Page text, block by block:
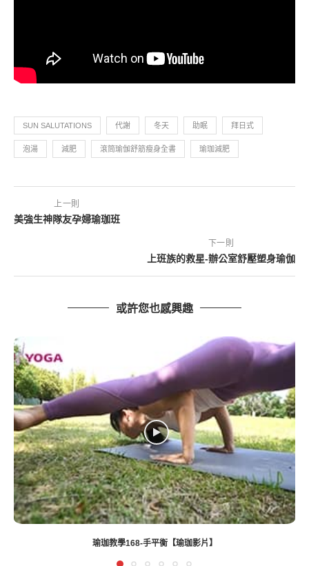
SUN SALUTATIONS 代謝 冬天 助眠 拜日式
泡湯 減肥 滾筒瑜伽舒筋瘦身全書 瑜珈減肥
上一則
美強生神隊友孕婦瑜珈班
下一則
上班族的救星-辦公室舒壓塑身瑜伽
或許您也感興趣
瑜珈教學105-蠍式、側棒式變化